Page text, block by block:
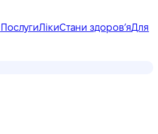
ПослугиЛікиСтани здоровʼяДля